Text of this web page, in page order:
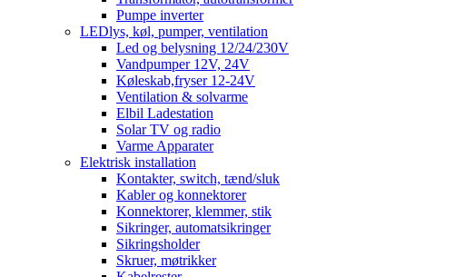
Pumpe inverter
LEDlys, køl, pumper, ventilation
Led og belysning 12/24/230V
Vandpumper 12V, 24V
Køleskab,fryser 12-24V
Ventilation & solvarme
Elbil Ladestation
Solar TV og radio
Varme Apparater
Elektrisk installation
Kontakter, switch, tænd/sluk
Kabler og konnektorer
Konnektorer, klemmer, stik
Sikringer, automatsikringer
Sikringsholder
Skruer, møtrikker